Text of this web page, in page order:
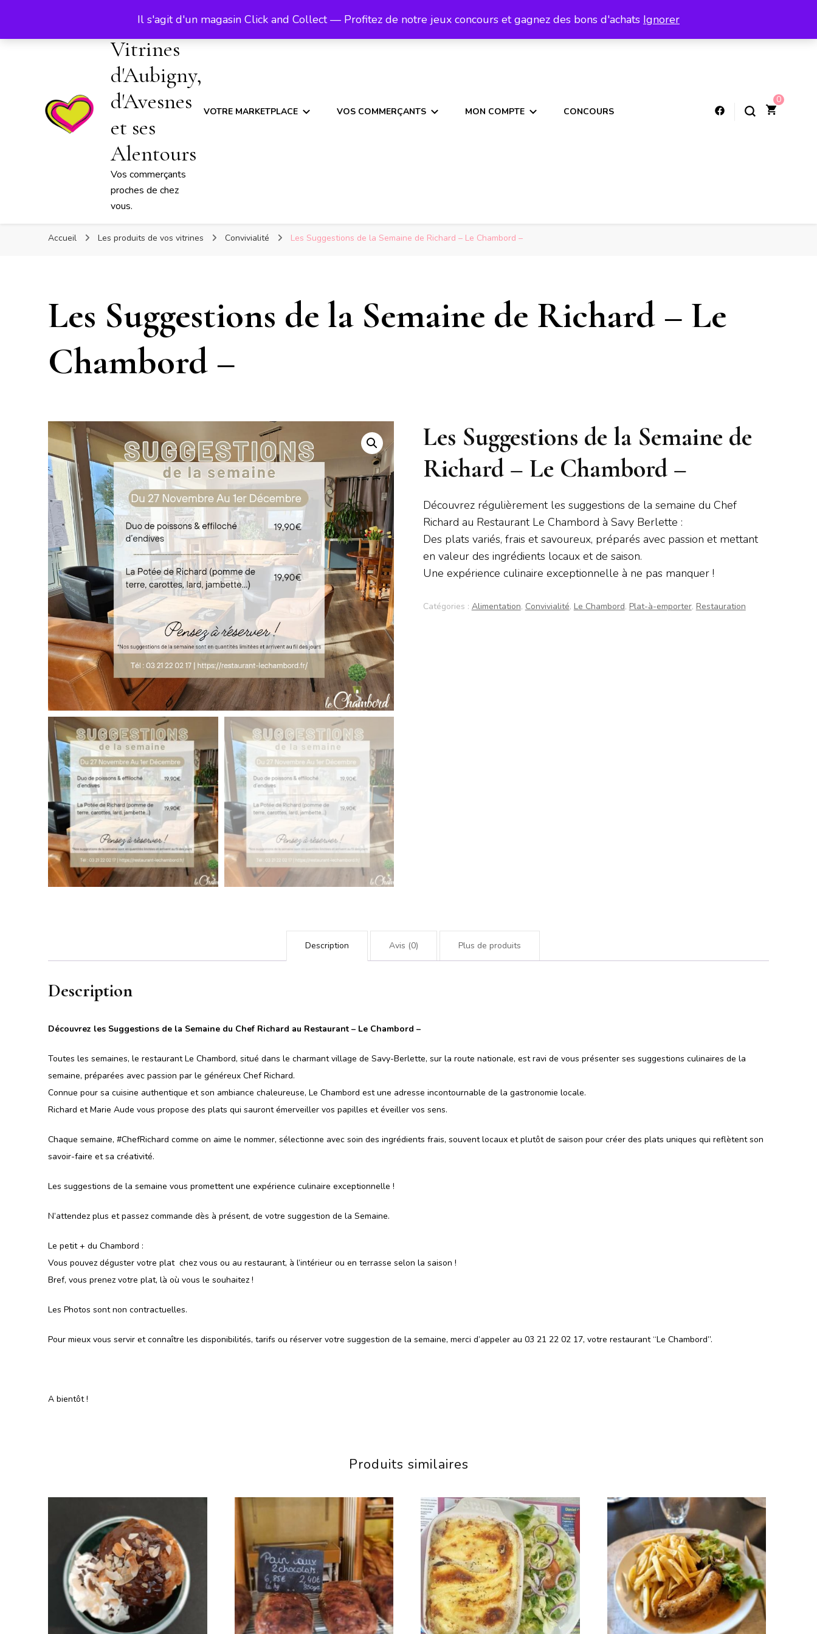
Il s'agit d'un magasin Click and Collect — Profitez de notre jeux concours et gagnez des bons d'achats Ignorer
Les
Vitrines
d'Aubigny,
d'Avesnes
et ses
Alentours
Vos commerçants
proches de chez
vous.
VOTRE MARKETPLACE VOS COMMERÇANTS MON COMPTE CONCOURS
0
Accueil Les produits de vos vitrines Convivialité Les Suggestions de la Semaine de Richard – Le Chambord –
Les Suggestions de la Semaine de Richard – Le
Chambord –
Les Suggestions de la Semaine de
Richard – Le Chambord –
Découvrez régulièrement les suggestions de la semaine du Chef
Richard au Restaurant Le Chambord à Savy Berlette :
Des plats variés, frais et savoureux, préparés avec passion et mettant
en valeur des ingrédients locaux et de saison.
Une expérience culinaire exceptionnelle à ne pas manquer !
Catégories : Alimentation, Convivialité, Le Chambord, Plat-à-emporter, Restauration
Description Avis (0) Plus de produits
Description
Découvrez les Suggestions de la Semaine du Chef Richard au Restaurant – Le Chambord –
Toutes les semaines, le restaurant Le Chambord, situé dans le charmant village de Savy-Berlette, sur la route nationale, est ravi de vous présenter ses suggestions culinaires de la
semaine, préparées avec passion par le généreux Chef Richard.
Connue pour sa cuisine authentique et son ambiance chaleureuse, Le Chambord est une adresse incontournable de la gastronomie locale.
Richard et Marie Aude vous propose des plats qui sauront émerveiller vos papilles et éveiller vos sens.
Chaque semaine, #ChefRichard comme on aime le nommer, sélectionne avec soin des ingrédients frais, souvent locaux et plutôt de saison pour créer des plats uniques qui reflètent son
savoir-faire et sa créativité.
Les suggestions de la semaine vous promettent une expérience culinaire exceptionnelle !
N’attendez plus et passez commande dès à présent, de votre suggestion de la Semaine.
Le petit + du Chambord :
Vous pouvez déguster votre plat chez vous ou au restaurant, à l’intérieur ou en terrasse selon la saison !
Bref, vous prenez votre plat, là où vous le souhaitez !
Les Photos sont non contractuelles.
Pour mieux vous servir et connaître les disponibilités, tarifs ou réserver votre suggestion de la semaine, merci d’appeler au 03 21 22 02 17, votre restaurant “Le Chambord”.
A bientôt !
Produits similaires